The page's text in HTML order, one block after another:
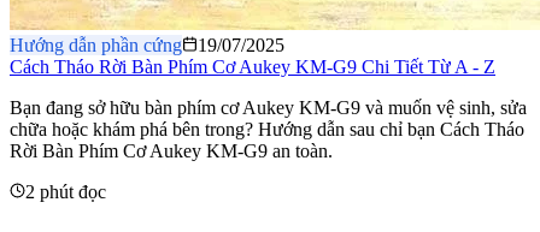
Hướng dẫn phần cứng
19/07/2025
Cách Tháo Rời Bàn Phím Cơ Aukey KM-G9 Chi Tiết Từ A - Z
​Bạn đang sở hữu bàn phím cơ Aukey KM-G9 và muốn vệ sinh, sửa
chữa hoặc khám phá bên trong? Hướng dẫn sau chỉ bạn Cách Tháo
Rời Bàn Phím Cơ Aukey KM-G9 an toàn.
2 phút đọc